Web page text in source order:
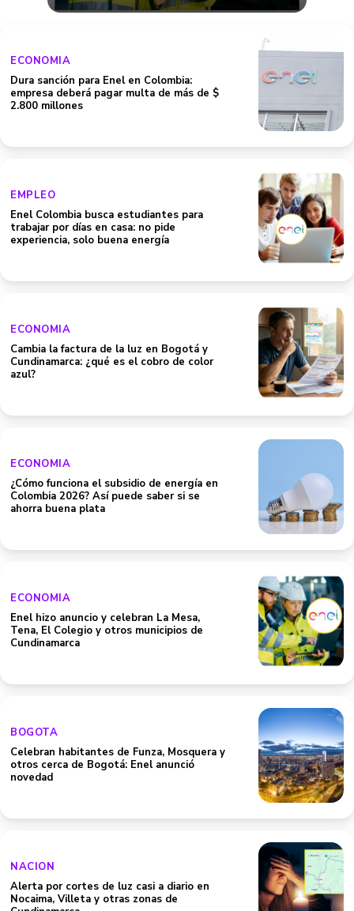
ECONOMIA
Dura sanción para Enel en Colombia:
empresa deberá pagar multa de más de $
2.800 millones
EMPLEO
Enel Colombia busca estudiantes para
trabajar por días en casa: no pide
experiencia, solo buena energía
ECONOMIA
Cambia la factura de la luz en Bogotá y
Cundinamarca: ¿qué es el cobro de color
azul?
ECONOMIA
¿Cómo funciona el subsidio de energía en
Colombia 2026? Así puede saber si se
ahorra buena plata
ECONOMIA
Enel hizo anuncio y celebran La Mesa,
Tena, El Colegio y otros municipios de
Cundinamarca
BOGOTA
Celebran habitantes de Funza, Mosquera y
otros cerca de Bogotá: Enel anunció
novedad
NACION
Alerta por cortes de luz casi a diario en
Nocaima, Villeta y otras zonas de